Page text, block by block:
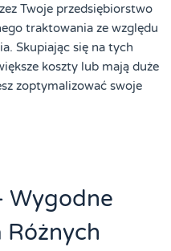
Twoje przedsiębiorstwo
traktowania ze względu
Skupiając się na tych
koszty lub mają duże
zoptymalizować swoje
Wygodne
Różnych